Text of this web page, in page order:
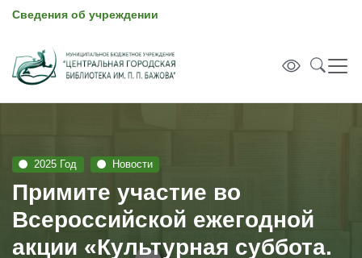
Сведения об учреждении
2025 Год Новости
Примите участие во
Всероссийской ежегодной
акции «Культурная суббота.